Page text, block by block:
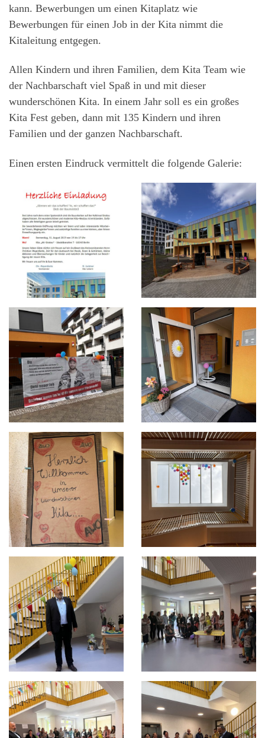
kann. Bewerbungen um einen Kitaplatz wie
Bewerbungen für einen Job in der Kita nimmt die
Kitaleitung entgegen.
Allen Kindern und ihren Familien, dem Kita Team wie
der Nachbarschaft viel Spaß in und mit dieser
wunderschönen Kita. In einem Jahr soll es ein großes
Kita Fest geben, dann mit 135 Kindern und ihren
Familien und der ganzen Nachbarschaft.
Einen ersten Eindruck vermittelt die folgende Galerie: